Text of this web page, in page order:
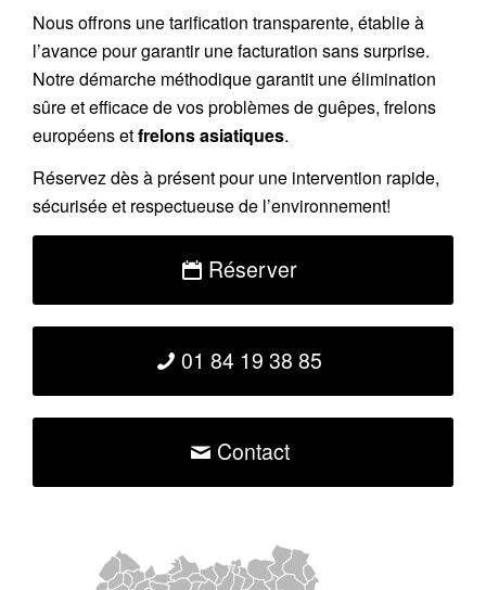
Nous offrons unetarification transparente, établie à
l’avance pour garantir une facturation sans surprise.
Notre démarche méthodique garantit une élimination
sûre et efficace de vos problèmes de guêpes, frelons
européens etfrelons asiatiques.
Réservezdès à présent pour une intervention rapide,
sécurisée et respectueuse de l’environnement!
Réserver
01 84 19 38 85
Contact